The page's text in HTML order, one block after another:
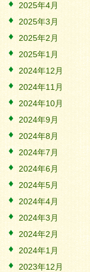
2025年4月
2025年3月
2025年2月
2025年1月
2024年12月
2024年11月
2024年10月
2024年9月
2024年8月
2024年7月
2024年6月
2024年5月
2024年4月
2024年3月
2024年2月
2024年1月
2023年12月